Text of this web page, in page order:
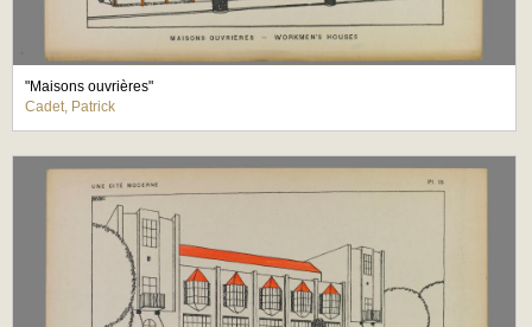
"Maisons ouvrières"
Cadet, Patrick